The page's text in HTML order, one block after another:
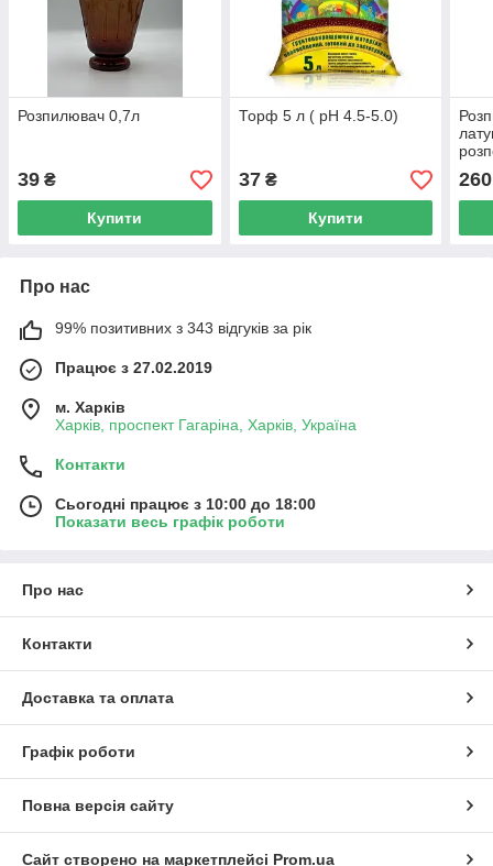
Розпилювач 0,7л
39 ₴
Купити
Торф 5 л ( рН 4.5-5.0)
37₴
Купити
260
Про нас
99% позитивних з 343 відгуків за рік
Працює з 27.02.2019
м. Харків
Харків, проспект Гагаріна, Харків, Україна
Контакти
Сьогодні працює з 10:00 до 18:00
Показати весь графік роботи
Про нас
Контакти
Доставка та оплата
Графік роботи
Повна версія сайту
Сайт створено на маркетплейсі Prom.ua